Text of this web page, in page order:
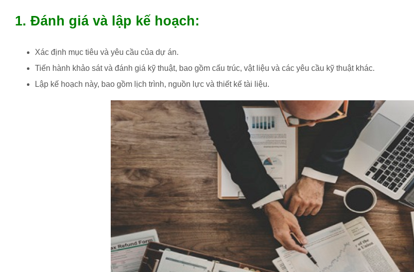
1. Đánh giá và lập kế hoạch:
Xác định mục tiêu và yêu cầu của dự án.
Tiến hành khảo sát và đánh giá kỹ thuật, bao gồm cấu trúc, vật liệu và các yêu cầu kỹ thuật khác.
Lập kế hoạch này, bao gồm lịch trình, nguồn lực và thiết kế tài liệu.